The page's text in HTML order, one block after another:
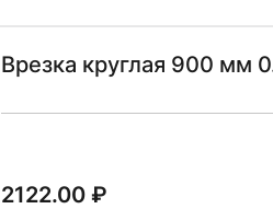
Врезка круглая 900 мм
2122.00₽